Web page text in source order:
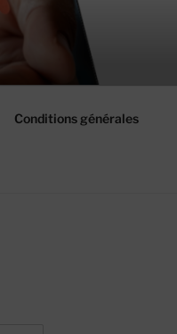
Conditions générales